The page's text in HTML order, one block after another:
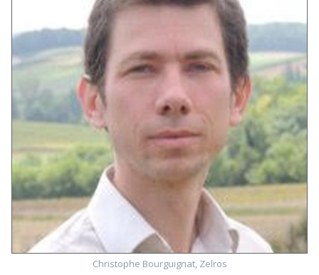
Christophe Bourguignat, Zelros